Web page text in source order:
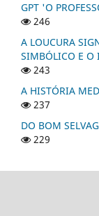
GPT 'O
246
A LOUCURA
SIMBÓLICO E O
243
A HISTÓRIA
237
DO BOM
229